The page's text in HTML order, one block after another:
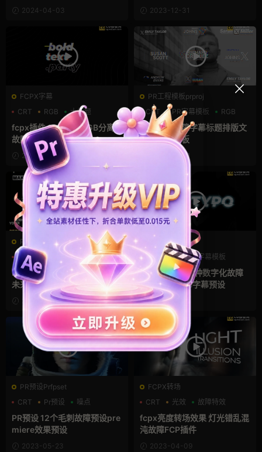
2024-04-03 2023-12-31
FCPX字幕
CRT
RGB 大标题
fcpx插件 12个粗体RGB分离
故障闪烁标题
2023-09-08
PR工程模板prproj
CRT
PR字幕模板 RGB
RGB毛刺故障字幕标题排版文
本动画pr模板
2023-08-21
PR工程模板prproj
CRT
RGB 故障特效
PR动态标题 8个故障网格科技
未来文本动画premiere模板
2023-08-13
PR预设Prfpset
CRT
噪点 字幕模板
PR文字特效 16种数字化故障
噪点premiere字幕预设
2023-06-19
PR预设Prfpset
CRT
Pr预设 噪点
PR预设 12个毛刺故障预设pre
miere效果预设
2023-05-23
FCPX转场
CRT
光效 故障特效
fcpx亮度转场效果 灯光错乱混
沌故障FCP插件
2023-04-09